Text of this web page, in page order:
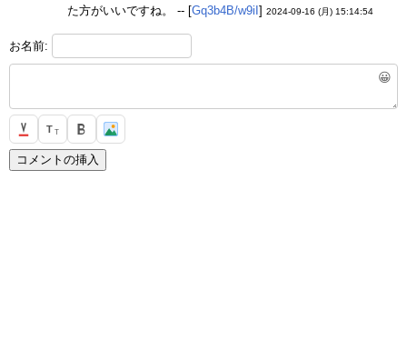
た方がいいですね。 -- [Gq3b4B/w9iI ] 2024-09-16 (月) 15:14:54
お名前:
😀
T T